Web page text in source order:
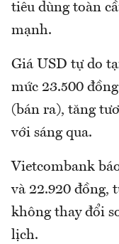
tiêu dùng toàn
mạnh.
Giá USD tự do
mức 23.500
(bán ra), tăng
với sáng qua.
Vietcombank
và 22.920 đồng,
không thay đổi
lịch.